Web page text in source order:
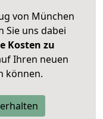
von München
Sie uns dabei
Kosten zu
Ihren neuen
können.